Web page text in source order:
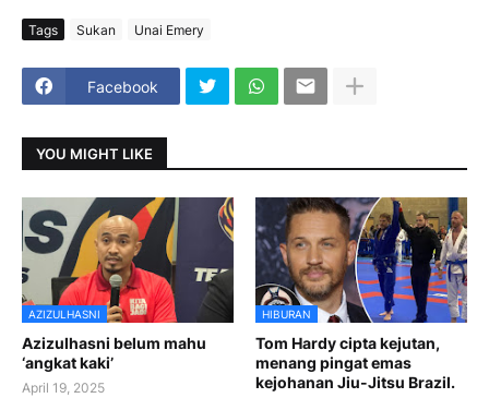
Tags Sukan Unai Emery
Facebook
YOU MIGHT LIKE
AZIZULHASNI
Azizulhasni belum mahu
‘angkat kaki’
April 19, 2025
HIBURAN
Tom Hardy cipta kejutan,
menang pingat emas
kejohanan Jiu-Jitsu Brazil.